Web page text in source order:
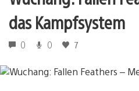
das Kampfsystem
0 0 7